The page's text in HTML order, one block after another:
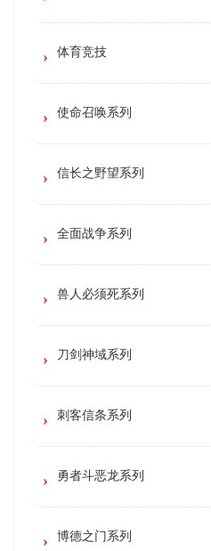
体育竞技
使命召唤系列
信长之野望系列
全面战争系列
兽人必须死系列
刀剑神域系列
刺客信条系列
勇者斗恶龙系列
博德之门系列